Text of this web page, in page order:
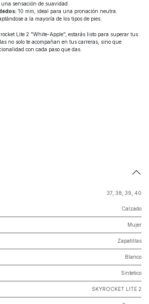
sensación de suavidad.
10 mm, ideal para una pronación neutra.
a la mayoría de los tipos de pies.
Lite 2 "White-Apple", estarás listo para superar tus
no solo te acompañan en tus carreras, sino que
con cada paso que das.
37 38 39 40
Calzado
Mujer
Zapatillas
Blanco
Sintetico
SKYROCKET LITE 2